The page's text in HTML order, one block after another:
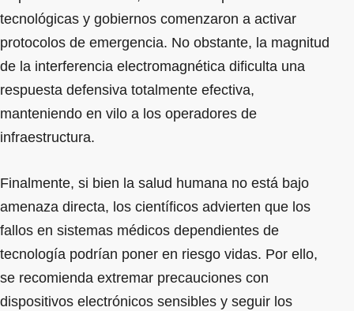
tecnológicas y gobiernos comenzaron a activar
protocolos de emergencia. No obstante, la magnitud
de la interferencia electromagnética dificulta una
respuesta defensiva totalmente efectiva,
manteniendo en vilo a los operadores de
infraestructura.
Finalmente, si bien la salud humana no está bajo
amenaza directa, los científicos advierten que los
fallos en sistemas médicos dependientes de
tecnología podrían poner en riesgo vidas. Por ello,
se recomienda extremar precauciones con
dispositivos electrónicos sensibles y seguir los